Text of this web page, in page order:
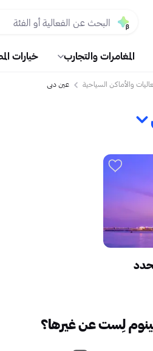
المغامرات والتجارب خيارات
والأماكن السياحية عين دبي
لِست عن غيرها؟